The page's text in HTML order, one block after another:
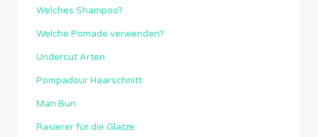
Welches Shampoo?
Welche Pomade verwenden?
Undercut Arten
Pompadour Haarschnitt
Man Bun
Rasierer für die Glatze